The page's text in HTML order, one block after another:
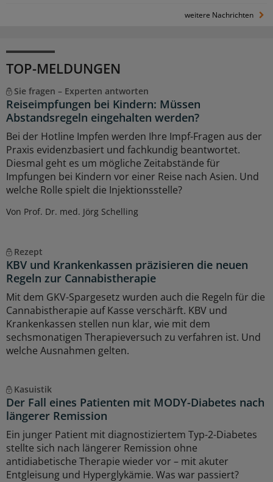
weitere Nachrichten
TOP-MELDUNGEN
Sie fragen – Experten antworten
Reiseimpfungen bei Kindern: Müssen
Abstandsregeln eingehalten werden?
Bei der Hotline Impfen werden Ihre Impf-Fragen aus der
Praxis evidenzbasiert und fachkundig beantwortet.
Diesmal geht es um mögliche Zeitabstände für
Impfungen bei Kindern vor einer Reise nach Asien. Und
welche Rolle spielt die Injektionsstelle?
Von Prof. Dr. med. Jörg Schelling
Rezept
KBV und Krankenkassen präzisieren die neuen
Regeln zur Cannabistherapie
Mit dem GKV-Spargesetz wurden auch die Regeln für die
Cannabistherapie auf Kasse verschärft. KBV und
Krankenkassen stellen nun klar, wie mit dem
sechsmonatigen Therapieversuch zu verfahren ist. Und
welche Ausnahmen gelten.
Kasuistik
Der Fall eines Patienten mit MODY-Diabetes nach
längerer Remission
Ein junger Patient mit diagnostiziertem Typ-2-Diabetes
stellte sich nach längerer Remission ohne
antidiabetische Therapie wieder vor – mit akuter
Entgleisung und Hyperglykämie. Was war passiert?